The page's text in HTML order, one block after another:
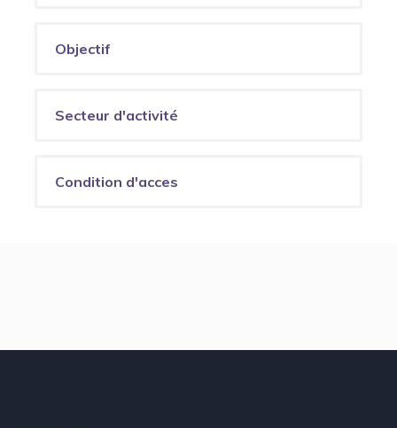
Objectif
Secteur d'activité
Condition d'acces